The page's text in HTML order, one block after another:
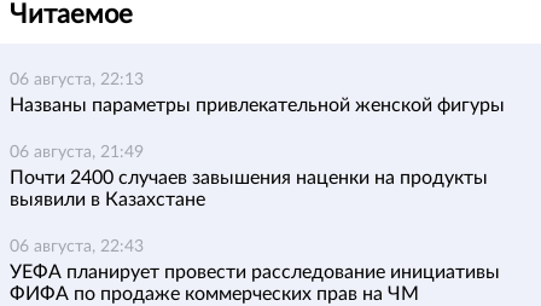
Читаемое
06 августа, 22:13
Названы параметры привлекательной женской фигуры
06 августа, 21:49
Почти 2400 случаев завышения наценки на продукты
выявили в Казахстане
06 августа, 22:43
УЕФА планирует провести расследование инициативы
ФИФА по продаже коммерческих прав на ЧМ